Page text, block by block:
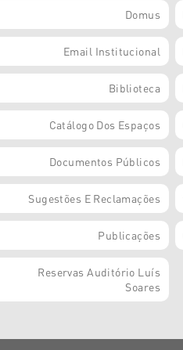
Domus
Email Institucional
Biblioteca
Catálogo Dos Espaços
Documentos Públicos
Sugestões E Reclamações
Publicações
Reservas Auditório Luís
Soares